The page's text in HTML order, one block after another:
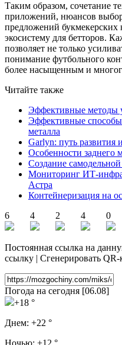
Таким образом, сочетание
приложений, нюансов
предложений букмекерских
экосистему для бетторов.
позволяет не только
понимание футбольного
более насыщенным и
Читайте также
Эффективные методы
Эффективные способы
металла
Garlyn: путь развития
Особенности заднего
Создание
Мониторинг ИТ-
Астра
Контейнеризация на
6
4 2 4 0
Постоянная ссылка на
ссылку | Сгенерировать QR-
Погода на сегодня [06.08]
+18 °
Днем: +22 °